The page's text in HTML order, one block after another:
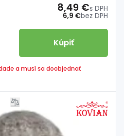
6,9 €bez DPH
8,49 €s DPH
Kúpiť
a musí sa doobjednať